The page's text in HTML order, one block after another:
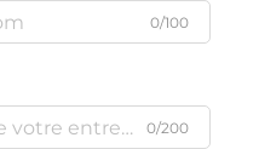
0/100
0/200